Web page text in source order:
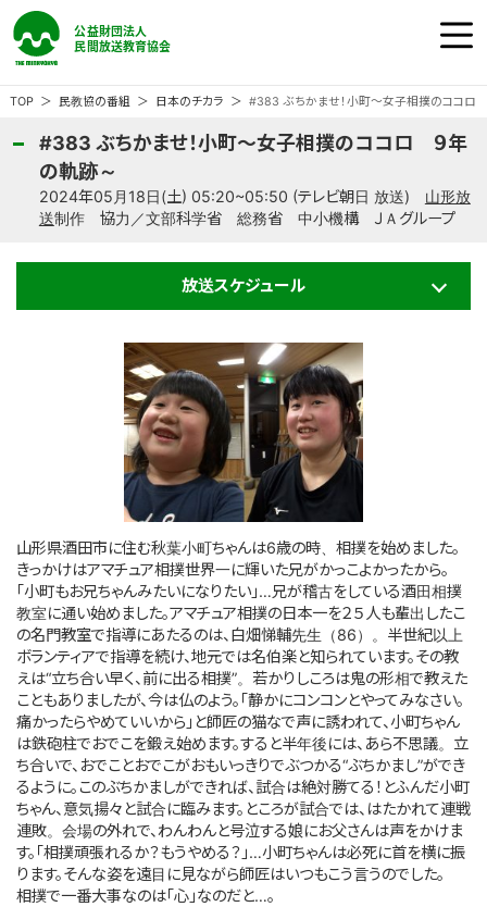
ホーム
民教協の『番組』
民教協の『事業』
ご意見・ご感想
このサイトについて
サイトマップ
TOP 民教協の番組 日本のチカラ #383 ぶちかませ！小町～女子相撲のココロ
#383 ぶちかませ！小町～女子相撲のココロ ９年
の軌跡～
2024年05月18日(土) 05:20~05:50 (テレビ朝日 放送) 山形放
送制作 協力／文部科学省 総務省 中小機構 ＪＡグループ
放送スケジュール
山形県酒田市に住む秋葉小町ちゃんは6歳の時、相撲を始めました。
きっかけはアマチュア相撲世界一に輝いた兄がかっこよかったから。
「小町もお兄ちゃんみたいになりたい」…兄が稽古をしている酒田相撲
教室に通い始めました。アマチュア相撲の日本一を２５人も輩出したこ
の名門教室で指導にあたるのは、白畑悌輔先生（86）。半世紀以上
ボランティアで指導を続け、地元では名伯楽と知られています。その教
えは“立ち合い早く、前に出る相撲”。若かりしころは鬼の形相で教えた
こともありましたが、今は仏のよう。「静かにコンコンとやってみなさい。
痛かったらやめていいから」と師匠の猫なで声に誘われて、小町ちゃん
は鉄砲柱でおでこを鍛え始めます。すると半年後には、あら不思議。立
ち合いで、おでことおでこがおもいっきりでぶつかる“ぶちかまし”ができ
るように。このぶちかましができれば、試合は絶対勝てる！とふんだ小町
ちゃん、意気揚々と試合に臨みます。ところが試合では、はたかれて連戦
連敗。会場の外れで、わんわんと号泣する娘にお父さんは声をかけま
す。「相撲頑張れるか？もうやめる？」…小町ちゃんは必死に首を横に振
ります。そんな姿を遠目に見ながら師匠はいつもこう言うのでした。
相撲で一番大事なのは「心」なのだと…。